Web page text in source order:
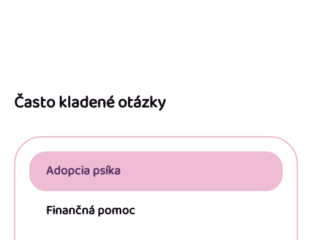
Často kladené otázky
Adopcia psíka
Finančná pomoc